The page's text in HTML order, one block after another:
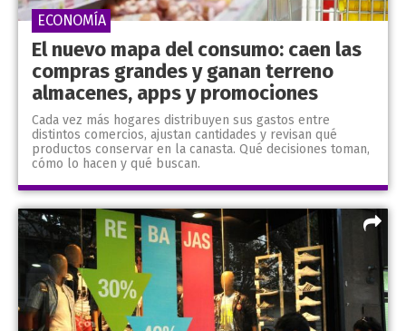
El nuevo mapa del consumo: caen las
compras grandes y ganan terreno
almacenes, apps y promociones
Cada vez más hogares distribuyen sus gastos entre
distintos comercios, ajustan cantidades y revisan qué
productos conservar en la canasta. Qué decisiones toman,
cómo lo hacen y qué buscan.
ECONOMÍA